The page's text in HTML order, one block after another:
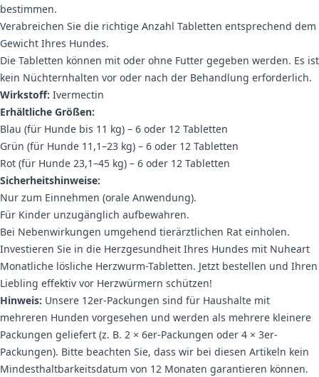
bestimmen.
Verabreichen Sie die richtige Anzahl Tabletten entsprechend dem
Gewicht Ihres Hundes.
Die Tabletten können mit oder ohne Futter gegeben werden. Es ist
kein Nüchternhalten vor oder nach der Behandlung erforderlich.
Wirkstoff: Ivermectin
Erhältliche Größen:
Blau (für Hunde bis 11 kg) – 6 oder 12 Tabletten
Grün (für Hunde 11,1–23 kg) – 6 oder 12 Tabletten
Rot (für Hunde 23,1–45 kg) – 6 oder 12 Tabletten
Sicherheitshinweise:
Nur zum Einnehmen (orale Anwendung).
Für Kinder unzugänglich aufbewahren.
Bei Nebenwirkungen umgehend tierärztlichen Rat einholen.
Investieren Sie in die Herzgesundheit Ihres Hundes mit Nuheart
Monatliche lösliche Herzwurm-Tabletten. Jetzt bestellen und Ihren
Liebling effektiv vor Herzwürmern schützen!
Hinweis: Unsere 12er-Packungen sind für Haushalte mit
mehreren Hunden vorgesehen und werden als mehrere kleinere
Packungen geliefert (z. B. 2 × 6er-Packungen oder 4 × 3er-
Packungen). Bitte beachten Sie, dass wir bei diesen Artikeln kein
Mindesthaltbarkeitsdatum von 12 Monaten garantieren können.